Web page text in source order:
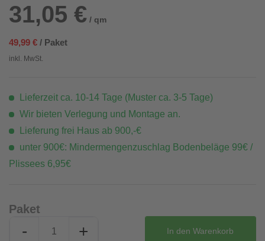
31,05 € / qm
49,99 € / Paket
inkl. MwSt.
Lieferzeit ca. 10-14 Tage (Muster ca. 3-5 Tage)
Wir bieten Verlegung und Montage an.
Lieferung frei Haus ab 900,-€
unter 900€: Mindermengenzuschlag Bodenbeläge 99€ /
Plissees 6,95€
Paket
- + In den Warenkorb